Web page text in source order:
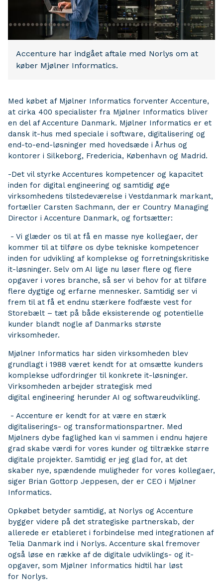
Accenture har indgået aftale med Norlys om at
køber Mjølner Informatics.
Med købet af Mjølner Informatics forventer Accenture,
at cirka 400 specialister fra Mjølner Informatics bliver
en del af Accenture Danmark. Mjølner Informatics er et
dansk it-hus med speciale i software, digitalisering og
end-to-end-løsninger med hovedsæde i Århus og
kontorer i Silkeborg, Fredericia, København og Madrid.
-Det vil styrke Accentures kompetencer og kapacitet
inden for digital engineering og samtidig øge
virksomhedens tilstedeværelse i Vestdanmark markant,
fortæller Carsten Sachmann, der er Country Managing
Director i Accenture Danmark, og fortsætter:
- Vi glæder os til at få en masse nye kollegaer, der
kommer til at tilføre os dybe tekniske kompetencer
inden for udvikling af komplekse og forretningskritiske
it-løsninger. Selv om AI lige nu løser flere og flere
opgaver i vores branche, så ser vi behov for at tilføre
flere dygtige og erfarne mennesker. Samtidig ser vi
frem til at få et endnu stærkere fodfæste vest for
Storebælt – tæt på både eksisterende og potentielle
kunder blandt nogle af Danmarks største
virksomheder.
Mjølner Informatics har siden virksomheden blev
grundlagt i 1988 været kendt for at omsætte kunders
komplekse udfordringer til konkrete it-løsninger.
Virksomheden arbejder strategisk med
digital engineering herunder AI og softwareudvikling.
- Accenture er kendt for at være en stærk
digitaliserings- og transformationspartner. Med
Mjølners dybe faglighed kan vi sammen i endnu højere
grad skabe værdi for vores kunder og tiltrække større
digitale projekter. Samtidig er jeg glad for, at det
skaber nye, spændende muligheder for vores kollegaer,
siger Brian Gottorp Jeppesen, der er CEO i Mjølner
Informatics.
Opkøbet betyder samtidig, at Norlys og Accenture
bygger videre på det strategiske partnerskab, der
allerede er etableret i forbindelse med integrationen af
Telia Danmark ind i Norlys. Accenture skal fremover
også løse en række af de digitale udviklings- og it-
opgaver, som Mjølner Informatics hidtil har løst
for Norlys.